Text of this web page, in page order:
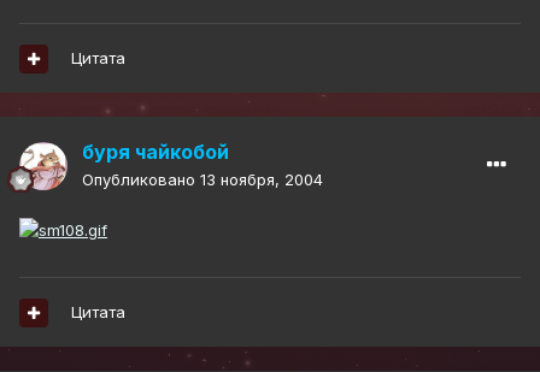
Цитата
буря чайкобой
Опубликовано 13 ноября, 2004
Цитата